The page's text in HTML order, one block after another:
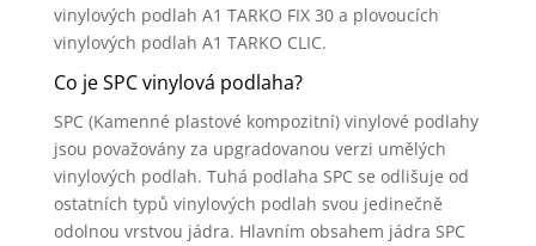
vinylových podlah A1 TARKO FIX 30 a plovoucích
vinylových podlah A1 TARKO CLIC.
Co je SPC vinylová podlaha?
SPC (Kamenné plastové kompozitní) vinylové podlahy
jsou považovány za upgradovanou verzi umělých
vinylových podlah. Tuhá podlaha SPC se odlišuje od
ostatních typů vinylových podlah svou jedinečně
odolnou vrstvou jádra. Hlavním obsahem jádra SPC